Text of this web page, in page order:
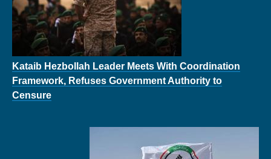
Kataib Hezbollah Leader Meets With Coordination
Framework, Refuses Government Authority to
Censure